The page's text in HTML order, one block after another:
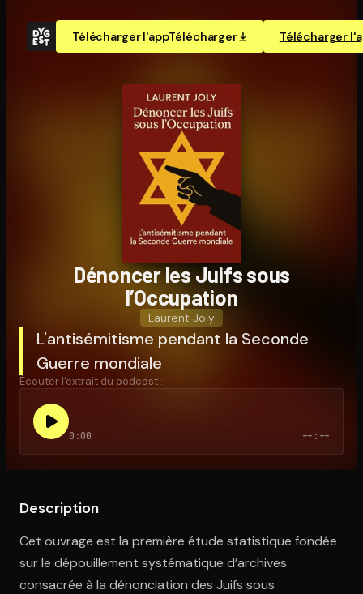
Télécharger l'appTélécharger Télécharger
Ouvre l'app Appareil photo, pointe sur le code. C'est gratuit à
Dénoncer les Juifs sous
l’Occupation
Laurent Joly
L'antisémitisme pendant la Seconde
Guerre mondiale
Écouter l'extrait du podcast :
0:00 --:--
Description
Cet ouvrage est la première étude statistique fondée
sur le dépouillement systématique d’archives
consacrée à la dénonciation des Juifs sous